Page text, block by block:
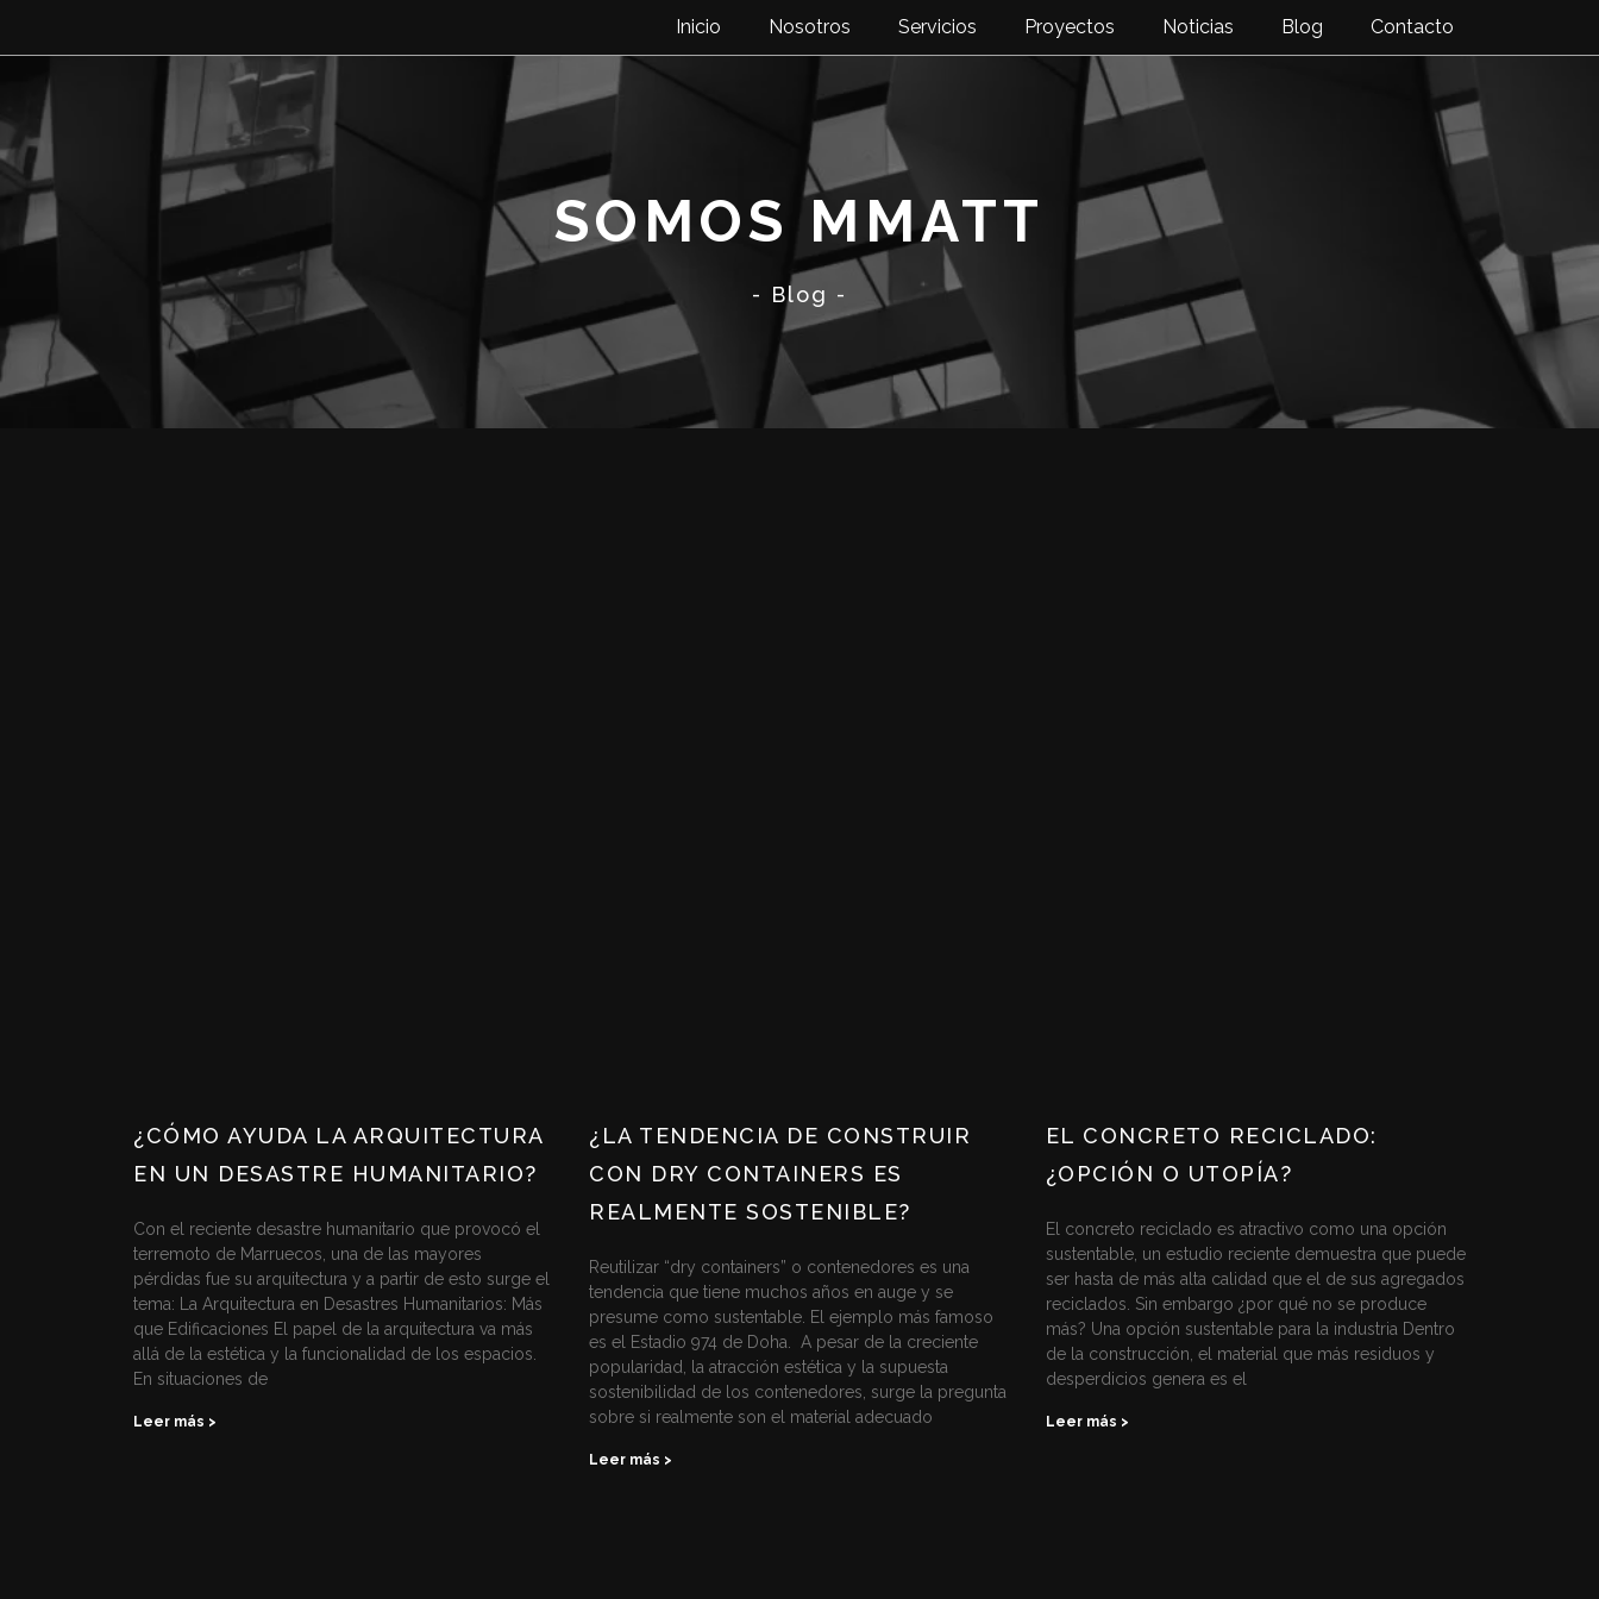
Inicio Nosotros Servicios Proyectos Noticias Blog Contacto
SOMOS MMATT
- Blog -
¿CÓMO AYUDA LA ARQUITECTURA
EN UN DESASTRE HUMANITARIO?
Con el reciente desastre humanitario que provocó el
terremoto de Marruecos, una de las mayores
pérdidas fue su arquitectura y a partir de esto surge el
tema: La Arquitectura en Desastres Humanitarios: Más
que Edificaciones El papel de la arquitectura va más
allá de la estética y la funcionalidad de los espacios.
En situaciones de
Leer más >
¿LA TENDENCIA DE CONSTRUIR
CON DRY CONTAINERS ES
REALMENTE SOSTENIBLE?
Reutilizar “dry containers” o contenedores es una
tendencia que tiene muchos años en auge y se
presume como sustentable. El ejemplo más famoso
es el Estadio 974 de Doha. A pesar de la creciente
popularidad, la atracción estética y la supuesta
sostenibilidad de los contenedores, surge la pregunta
sobre si realmente son el material adecuado
Leer más >
EL CONCRETO RECICLADO:
¿OPCIÓN O UTOPÍA?
El concreto reciclado es atractivo como una opción
sustentable, un estudio reciente demuestra que puede
ser hasta de más alta calidad que el de sus agregados
reciclados. Sin embargo ¿por qué no se produce
más? Una opción sustentable para la industria Dentro
de la construcción, el material que más residuos y
desperdicios genera es el
Leer más >